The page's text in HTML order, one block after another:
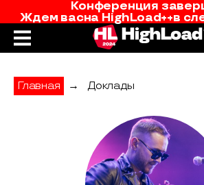
Конференция
Ждем васна HighLoad++в
Главная → Доклады